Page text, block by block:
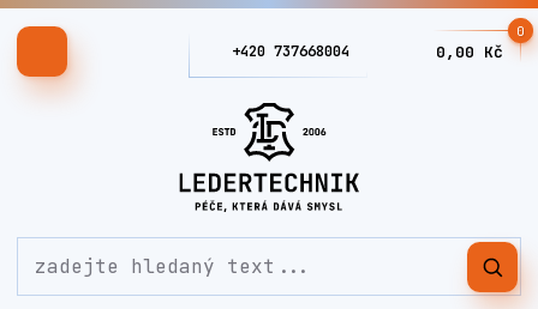
+420 737668004
0
0,00 Kč